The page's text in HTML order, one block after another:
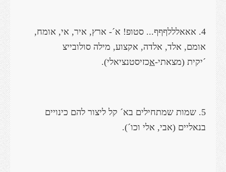
4. אאאלללףףף... סטופ! א´- ארץ, איר, אי, אומח,
אומם, אלד, אלדה, אקצוע, מילה סולובייצ
´יקית (מצאתי-אכזיסטנציאלי).
5. שמות שמתחילים בא´ קל ליצור להם כינויים
בנאליים (אבי, אלי וכו´).